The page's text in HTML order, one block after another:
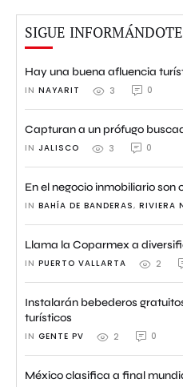
SIGUE INFORMÁNDOTE
Hay una buena afluencia
IN NAYARIT 3 0
Capturan a un prófugo
IN JALISCO 3 0
En el negocio inmobiliario son
IN BAHÍA DE BANDERAS, RIVIERA
Llama la Coparmex a
IN PUERTO VALLARTA 2
Instalarán bebederos
turísticos
IN GENTE PV 2 0
México clasifica a final